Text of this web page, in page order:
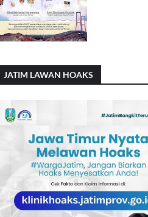
JATIM LAWAN HOAKS